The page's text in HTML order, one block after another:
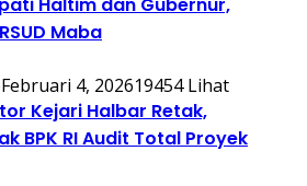
Haltim dan Gubernur,
Maba
Februari 4, 202619454 Lihat
Kejari Halbar Retak,
BPK RI Audit Total Proyek